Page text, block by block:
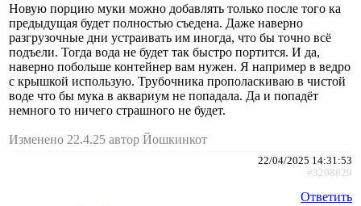
Новую порцию муки можно добавлять только после того ка
предыдущая будет полностью съедена. Даже наверно
разгрузочные дни устраивать им иногда, что бы точно всё
подъели. Тогда вода не будет так быстро портится. И да,
наверно побольше контейнер вам нужен. Я например в ведро
с крышкой использую. Трубочника прополаскиваю в чистой
воде что бы мука в аквариум не попадала. Да и попадёт
немного то ничего страшного не будет.
Изменено 22.4.25 автор Йошкинкот
22/04/2025 14:31:53
#3208829
Ответить